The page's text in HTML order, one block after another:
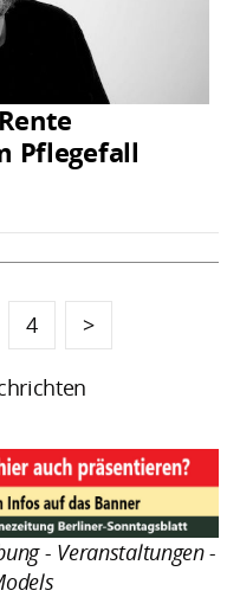
Pflegefall
4 >
- Veranstaltungen -